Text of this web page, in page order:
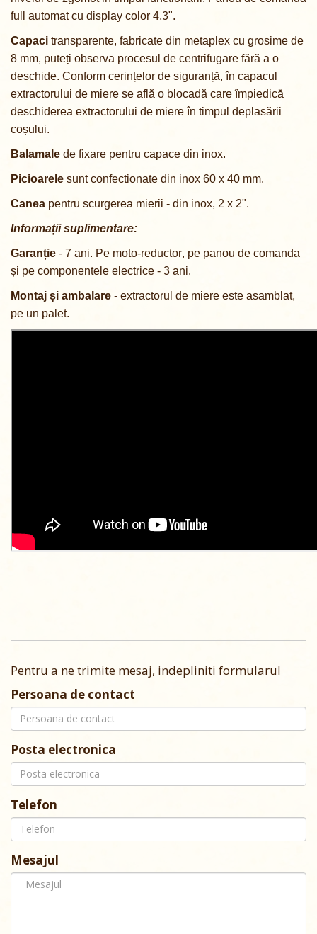
full automat cu display color 4,3".
Capaci transparente, fabricate din metaplex cu grosime de
8 mm, puteți observa procesul de centrifugare fără a o
deschide. Conform cerințelor de siguranță, în capacul
extractorului de miere se află o blocadă care împiedică
deschiderea extractorului de miere în timpul deplasării
coșului.
Balamale de fixare pentru capace din inox.
Picioarele sunt confectionate din inox 60 x 40 mm.
Canea pentru scurgerea mierii - din inox, 2 x 2".
Informații suplimentare:
Garanție - 7 ani. Pe moto-reductor, pe panou de comanda
și pe componentele electrice - 3 ani.
Montaj și ambalare - extractorul de miere este asamblat,
pe un palet.
Pentru a ne trimite mesaj, indepliniti formularul
Persoana de contact
Posta electronica
Telefon
Mesajul